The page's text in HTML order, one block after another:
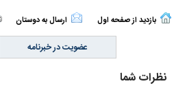
بازدید از صفحه اول ارسال به دوستان
عضویت در خبرنامه
نظرات شما